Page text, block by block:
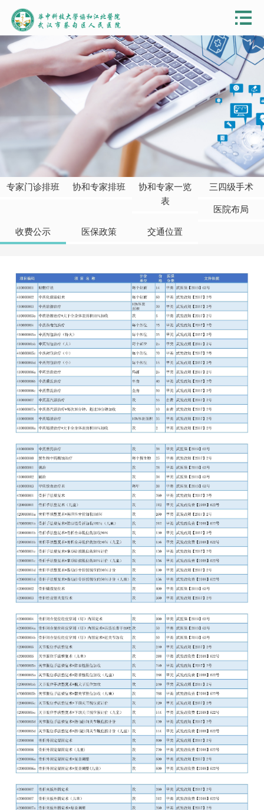
专家门诊排班 协和专家排班
协和专家一览
表
三四级手术
医院布局
收费公示 医保政策 交通位置